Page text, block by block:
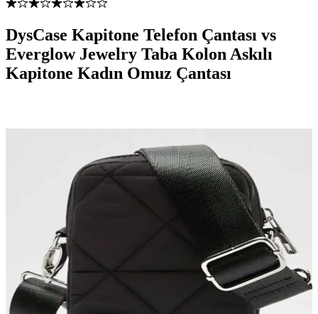
DysCase Kapitone Telefon Çantası vs
Everglow Jewelry Taba Kolon Askılı
Kapitone Kadın Omuz Çantası